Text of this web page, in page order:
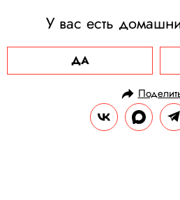
У вас есть
ДА